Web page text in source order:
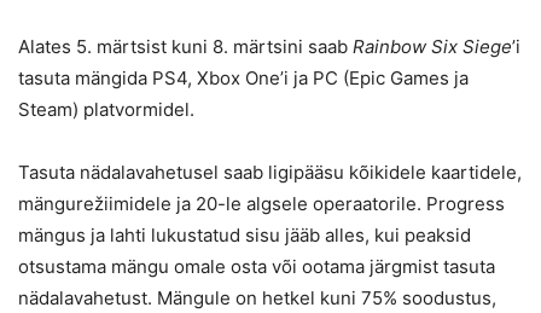
Alates 5. märtsist kuni 8. märtsini saab Rainbow Six Siege’i
tasuta mängida PS4, Xbox One’i ja PC (Epic Games ja
Steam) platvormidel.
Tasuta nädalavahetusel saab ligipääsu kõikidele kaartidele,
mängurežiimidele ja 20-le algsele operaatorile. Progress
mängus ja lahti lukustatud sisu jääb alles, kui peaksid
otsustama mängu omale osta või ootama järgmist tasuta
nädalavahetust. Mängule on hetkel kuni 75% soodustus,